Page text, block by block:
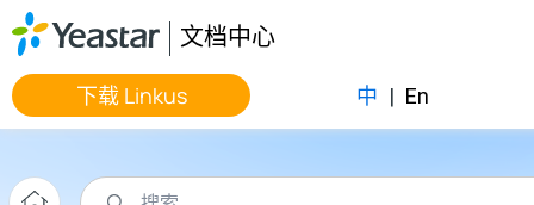
跳转到主要内容
文档中心
下载 Linkus 中 | En